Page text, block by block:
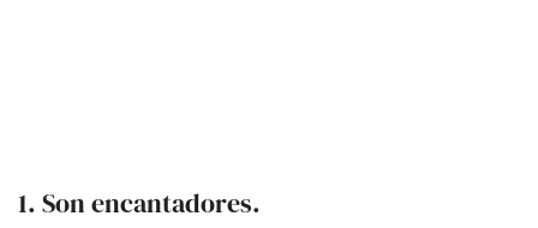
1. Son encantadores.